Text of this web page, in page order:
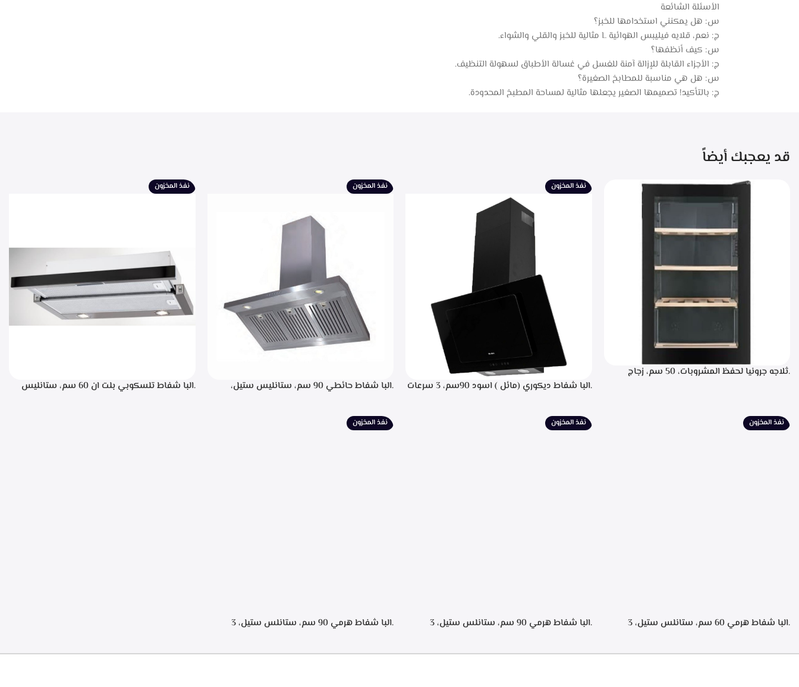
الأسئلة الشائعة
س: هل يمكنني استخدامها للخبز؟
ج: نعم، قلايه فيليبس الهوائية L مثالية للخبز والقلي والشواء.
س: كيف أنظفها؟
ج: الأجزاء القابلة للإزالة آمنة للغسل في غسالة الأطباق لسهولة التنظيف.
س: هل هي مناسبة للمطابخ الصغيرة؟
ج: بالتأكيد! تصميمها الصغير يجعلها مثالية لمساحة المطبخ المحدودة.
قد يعجبك أيضاً
.ثلاجه جرونيا لحفظ المشروبات، 50 سم، زجاج
نفذ المخزون
.البا شفاط ديكوري (مائل ) اسود 90سم، 3 سرعات
الطهي، فلاتر معدنيه لحجز الدهون من الابخره، قوه
نفذ المخزون
.البا شفاط حائطي 90 سم، ستانليس ستيل،
نفذ المخزون
.البا شفاط تلسكوبي بلت ان 60 سم، ستانليس
نفذ المخزون
.البا شفاط هرمي 60 سم، ستانلس ستيل، 3
نفذ المخزون
.البا شفاط هرمي 90 سم، ستانلس ستيل، 3
نفذ المخزون
.البا شفاط هرمي 90 سم، ستانلس ستيل، 3